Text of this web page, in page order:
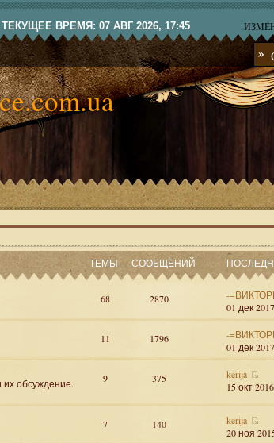
ТЕКУЩЕЕ ВРЕМЯ: 07 АВГ 2026, 17:45
ТЕМЫ СООБЩЕНИЙ
68 2870
-
01 дек
11 1796
-
01 дек
обсуждение.
9 375
kerija
15 окт
7 140
kerija
20 ноя